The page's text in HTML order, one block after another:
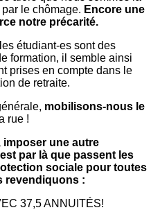
le chômage. Encore une
notre précarité.
étudiant-es sont des
formation, il semble ainsi
prises en compte dans le
de retraite.
mobilisons-nous le
rue !
imposer une autre
par là que passent les
sociale pour toutes
revendiquons :
37,5 ANNUITÉS!